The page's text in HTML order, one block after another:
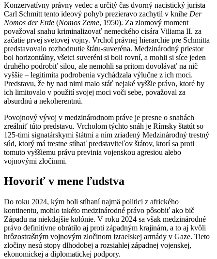
Konzervatívny právny vedec a určitý čas dvorný nacistický jurista
Carl Schmitt tento ideový pohyb prezieravo zachytil v knihe Der
Nomos der Erde (Nomos Zeme, 1950). Za zlomový moment
považoval snahu kriminalizovať nemeckého cisára Viliama II. za
začatie prvej svetovej vojny. Vrchol právnej hierarchie pre Schmitta
predstavovalo rozhodnutie štátu-suveréna. Medzinárodný priestor
bol horizontálny, všetci suveréni si boli rovní, a mohli si síce jeden
druhého podrobiť silou, ale nemohli sa pritom dovolávať na nič
vyššie – legitimita podrobenia vychádzala výlučne z ich moci.
Predstavu, že by nad nimi malo stáť nejaké vyššie právo, ktoré by
ich limitovalo v použití svojej moci voči sebe, považoval za
absurdnú a nekoherentnú.
Povojnový vývoj v medzinárodnom práve je presne o snahách
zreálniť túto predstavu. Vrcholom týchto snáh je Rímsky štatút so
125-timi signatárskymi štátmi a ním zriadený Medzinárodný trestný
súd, ktorý má trestne stíhať predstaviteľov štátov, ktorí sa proti
tomuto vyššiemu právu previnia vojenskou agresiou alebo
vojnovými zločinmi.
Hovoriť v mene ľudstva
Do roku 2024, kým boli stíhaní najmä politici z afrického
kontinentu, mohlo takéto medzinárodné právo pôsobiť ako bič
Západu na niekdajšie kolónie. V roku 2024 sa však medzinárodné
právo definitívne obrátilo aj proti západným krajinám, a to aj kvôli
hrôzostrašným vojnovým zločinom izraelskej armády v Gaze. Tieto
zločiny nesú stopy dlhodobej a rozsiahlej západnej vojenskej,
ekonomickej a diplomatickej podpory.